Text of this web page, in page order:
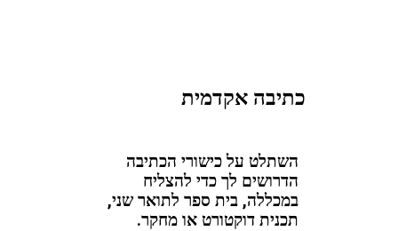
כתיבה אקדמית
השתלט על כישורי הכתיבה
הדרושים לך כדי להצליח
במכללה, בית ספר לתואר שני,
תכנית דוקטורט או מחקר.